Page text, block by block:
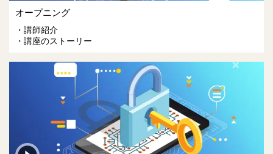
オープニング
講師紹介
講座のストーリー